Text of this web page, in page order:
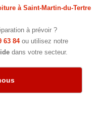
à Saint-Martin-du-Tertre
à prévoir ?
63 84ou utilisez notre
dans votre secteur.